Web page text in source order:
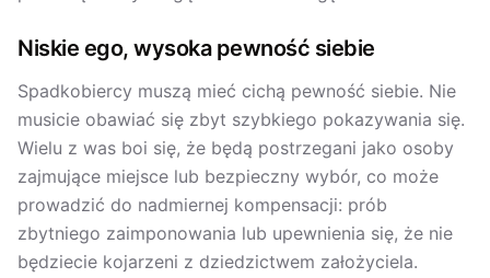
Niskie ego, wysoka pewność siebie
Spadkobiercy muszą mieć cichą pewność siebie. Nie
musicie obawiać się zbyt szybkiego pokazywania się.
Wielu z was boi się, że będą postrzegani jako osoby
zajmujące miejsce lub bezpieczny wybór, co może
prowadzić do nadmiernej kompensacji: prób
zbytniego zaimponowania lub upewnienia się, że nie
będziecie kojarzeni z dziedzictwem założyciela.